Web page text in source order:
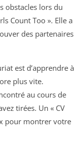
obstacles lors du
Count Too ». Elle a
des partenaires
est d’apprendre à
plus vite.
au cours de
tirées. Un « CV
pour montrer votre